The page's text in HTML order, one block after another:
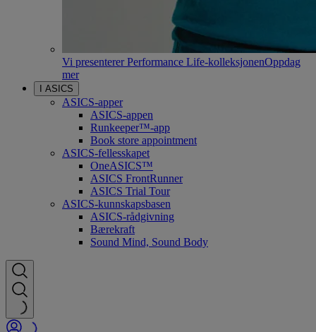
Vi presenterer Performance Life-kolleksjonenOppdag
mer
I ASICS
ASICS-apper
ASICS-appen
Runkeeper™-app
Book store appointment
ASICS-fellesskapet
OneASICS™
ASICS FrontRunner
ASICS Trial Tour
ASICS-kunnskapsbasen
ASICS-rådgivning
Bærekraft
Sound Mind, Sound Body